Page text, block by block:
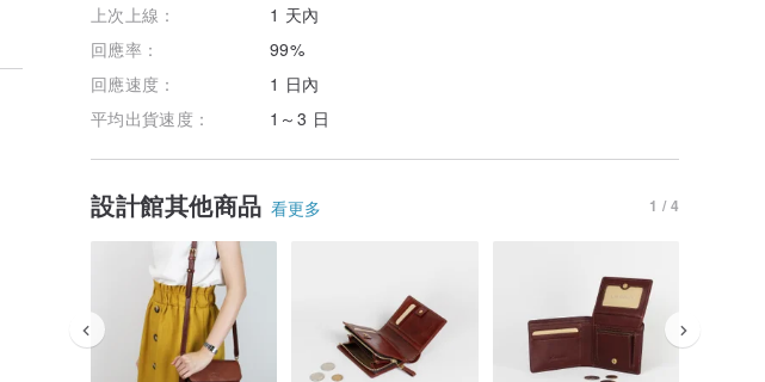
上次上線：
1 天內
回應率：
99%
回應速度：
1 日內
平均出貨速度：
1～3 日
設計館其他商品 看更多 1 / 4